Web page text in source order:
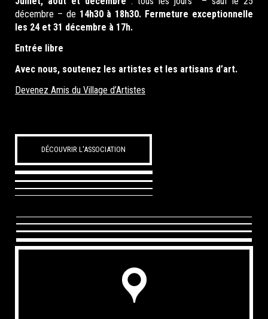
décembre – de 14h30 à 18h30. Fermeture exceptionnelle
les 24 et 31 décembre à 17h.
Entrée libre
Avec nous, soutenez les artistes et les artisans d’art.
Devenez Amis du Village d’Artistes
DÉCOUVRIR L'ASSOCIATION